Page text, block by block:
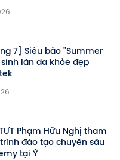
7] Siêu bão "Summer
làn da khỏe đẹp
Phạm Hữu Nghị tham
đào tạo chuyên sâu
tại Ý